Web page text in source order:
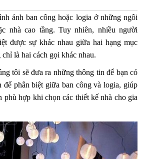
ảnh ban công hoặc logia ở những ngôi
nhà cao tầng. Tuy nhiên, nhiều người
được sự khác nhau giữa hai hạng mục
là hai cách gọi khác nhau.
tôi sẽ đưa ra những thông tin để bạn có
để phân biệt giữa ban công và logia, giúp
phù hợp khi chọn các thiết kế nhà cho gia